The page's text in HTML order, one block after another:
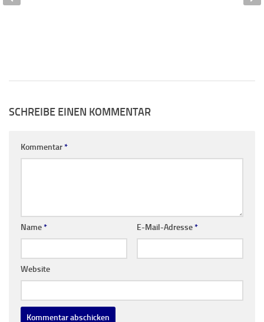
SCHREIBE EINEN KOMMENTAR
Kommentar*
Name* E-Mail-Adresse*
Website